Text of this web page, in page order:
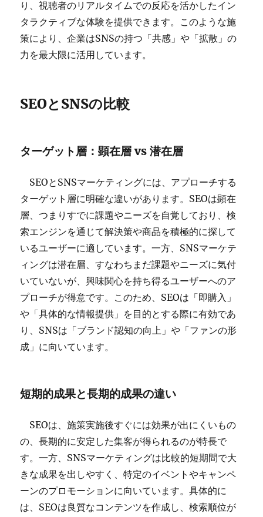
り、視聴者のリアルタイムでの反応を活かしたイン
タラクティブな体験を提供できます。このような施
策により、企業はSNSの持つ「共感」や「拡散」の
力を最大限に活用しています。
SEOとSNSの比較
ターゲット層：顕在層 vs 潜在層
SEOとSNSマーケティングには、アプローチする
ターゲット層に明確な違いがあります。SEOは顕在
層、つまりすでに課題やニーズを自覚しており、検
索エンジンを通じて解決策や商品を積極的に探して
いるユーザーに適しています。一方、SNSマーケテ
ィングは潜在層、すなわちまだ課題やニーズに気付
いていないが、興味関心を持ち得るユーザーへのア
プローチが得意です。このため、SEOは「即購入」
や「具体的な情報提供」を目的とする際に有効であ
り、SNSは「ブランド認知の向上」や「ファンの形
成」に向いています。
短期的成果と長期的成果の違い
SEOは、施策実施後すぐには効果が出にくいもの
の、長期的に安定した集客が得られるのが特長で
す。一方、SNSマーケティングは比較的短期間で大
きな成果を出しやすく、特定のイベントやキャンペ
ーンのプロモーションに向いています。具体的に
は、SEOは良質なコンテンツを作成し、検索順位が